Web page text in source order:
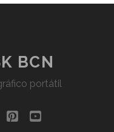
BCN
portátil
pinterest
youtube